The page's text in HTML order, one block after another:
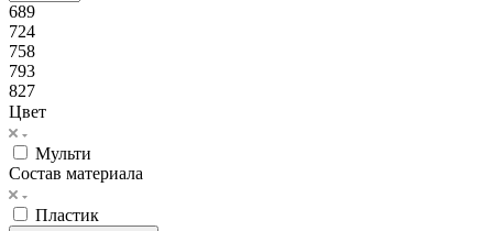
689
724
758
793
827
Цвет
Мульти
Состав материала
Пластик